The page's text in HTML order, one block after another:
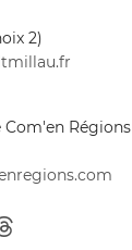
2)
Régions